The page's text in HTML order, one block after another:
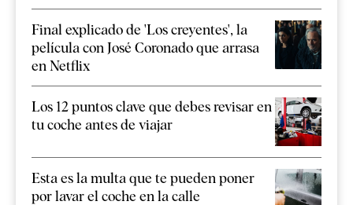
Final explicado de 'Los creyentes', la
película con José Coronado que arrasa
en Netflix
Los 12 puntos clave que debes revisar en
tu coche antes de viajar
Esta es la multa que te pueden poner
por lavar el coche en la calle